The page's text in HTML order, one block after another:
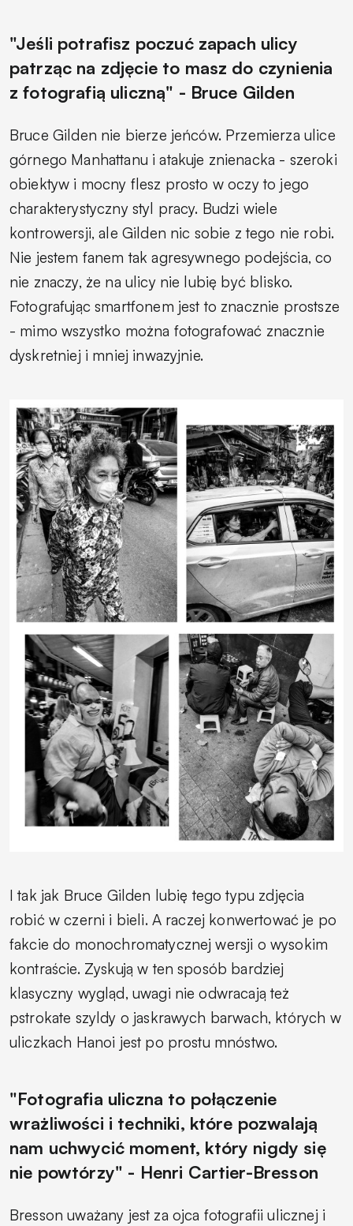
"Jeśli potrafisz poczuć zapach ulicy
patrząc na zdjęcie to masz do czynienia
z fotografią uliczną" - Bruce Gilden
Bruce Gilden nie bierze jeńców. Przemierza ulice
górnego Manhattanu i atakuje znienacka - szeroki
obiektyw i mocny flesz prosto w oczy to jego
charakterystyczny styl pracy. Budzi wiele
kontrowersji, ale Gilden nic sobie z tego nie robi.
Nie jestem fanem tak agresywnego podejścia, co
nie znaczy, że na ulicy nie lubię być blisko.
Fotografując smartfonem jest to znacznie prostsze
- mimo wszystko można fotografować znacznie
dyskretniej i mniej inwazyjnie.
I tak jak Bruce Gilden lubię tego typu zdjęcia
robić w czerni i bieli. A raczej konwertować je po
fakcie do monochromatycznej wersji o wysokim
kontraście. Zyskują w ten sposób bardziej
klasyczny wygląd, uwagi nie odwracają też
pstrokate szyldy o jaskrawych barwach, których w
uliczkach Hanoi jest po prostu mnóstwo.
"Fotografia uliczna to połączenie
wrażliwości i techniki, które pozwalają
nam uchwycić moment, który nigdy się
nie powtórzy" - Henri Cartier-Bresson
Bresson uważany jest za ojca fotografii ulicznej i